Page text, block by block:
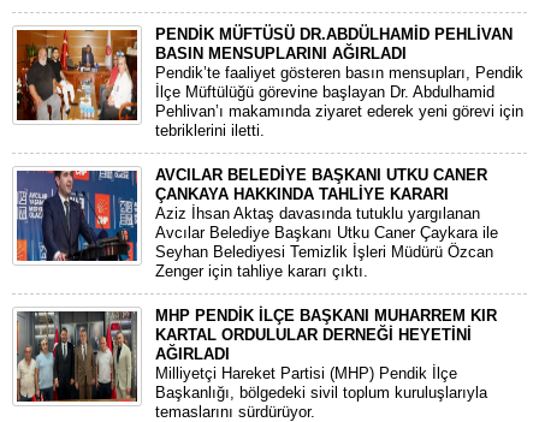
PENDİK MÜFTÜSÜ DR.ABDÜLHAMİD PEHLİVAN
BASIN MENSUPLARINI AĞIRLADI
​Pendik’te faaliyet gösteren basın mensupları, Pendik
İlçe Müftülüğü görevine başlayan Dr. Abdulhamid
Pehlivan’ı makamında ziyaret ederek yeni görevi için
tebriklerini iletti.
AVCILAR BELEDİYE BAŞKANI UTKU CANER
ÇANKAYA HAKKINDA TAHLİYE KARARI
​Aziz İhsan Aktaş davasında tutuklu yargılanan
Avcılar Belediye Başkanı Utku Caner Çaykara ile
Seyhan Belediyesi Temizlik İşleri Müdürü Özcan
Zenger için tahliye kararı çıktı.
MHP PENDİK İLÇE BAŞKANI MUHARREM KIR
KARTAL ORDULULAR DERNEĞİ HEYETİNİ
AĞIRLADI
​Milliyetçi Hareket Partisi (MHP) Pendik İlçe
Başkanlığı, bölgedeki sivil toplum kuruluşlarıyla
temaslarını sürdürüyor.